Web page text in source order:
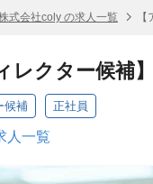
式会社coly の求人一覧
レクター候補
候補 正社員
人一覧